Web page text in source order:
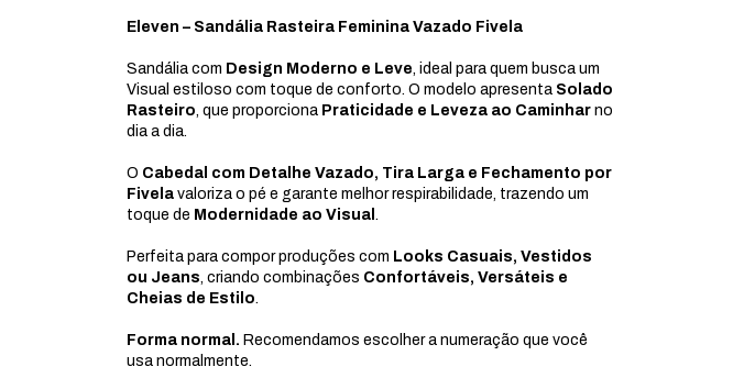
Eleven – Sandália Rasteira Feminina Vazado Fivela
Sandália com Design Moderno e Leve, ideal para quem busca um
Visual estiloso com toque de conforto. O modelo apresenta Solado
Rasteiro, que proporciona Praticidade e Leveza ao Caminharno
dia a dia.
O Cabedal com Detalhe Vazado, Tira Larga e Fechamento por
Fivelavaloriza o pé e garante melhor respirabilidade, trazendo um
toque de Modernidade ao Visual .
Perfeita para compor produções com Looks Casuais, Vestidos
ou Jeans, criando combinações Confortáveis, Versáteis e
Cheias de Estilo.
Forma normal. Recomendamos escolher a numeração que você
usa normalmente.